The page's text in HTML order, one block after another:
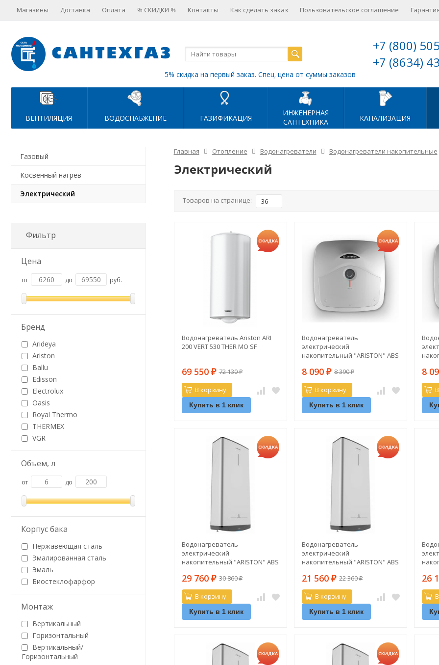
Магазины Доставка Оплата % СКИДКИ % Контакты Как сделать заказ Пользовательское соглашение
+7 (800)
+7 (8634)
5% скидка на первый заказ. Спец. цена от суммы заказов
ВЕНТИЛЯЦИЯ ВОДОСНАБЖЕНИЕ ГАЗИФИКАЦИЯ
ИНЖЕНЕРНАЯ
САНТЕХНИКА
КАНАЛИЗАЦИЯ
Главная Отопление Водонагреватели Водонагреватели накопительные
Электрический
Товаров на странице: 36
СКИДКА
Водонагреватель Ariston ARI
200 VERT 530 THER MO SF
69 550 ₽ 72 130₽
В корзину
Купить в 1 клик
СКИДКА
Водонагреватель
электрический
накопительный "ARISTON" ABS
8 090 ₽ 8 390₽
В корзину
Купить в 1 клик
8
СКИДКА
Водонагреватель
электрический
накопительный "ARISTON" ABS
29 760 ₽ 30 860₽
В корзину
Купить в 1 клик
СКИДКА
Водонагреватель
электрический
накопительный "ARISTON" ABS
21 560 ₽ 22 360₽
В корзину
Купить в 1 клик
26
СКИДКА СКИДКА
Газовый
Косвенный нагрев
Электрический
Фильтр
Цена
от до руб.
Бренд
Arideya
Ariston
Ballu
Edisson
Electrolux
Oasis
Royal Thermo
THERMEX
VGR
Объем, л
от до
Корпус бака
Нержавеющая сталь
Эмалированная сталь
Эмаль
Биостеклофарфор
Монтаж
Вертикальный
Горизонтальный
Вертикальный/
Горизонтальный